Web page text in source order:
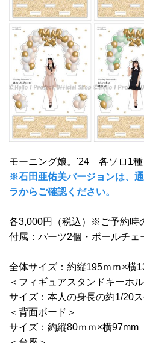
モーニング娘。'24 各ソロ1
※石田亜佑美バージョンは、
ラからご確認ください。
各3,000円（税込）※ご予約時
付属：パーツ2個・ボールチェ
全体サイズ：約縦195ｍｍ×横
＜フィギュアスタンドキーホ
サイズ：本人の身長の約1/20
＜背面ボード＞
サイズ：約縦80ｍｍ×横97mm